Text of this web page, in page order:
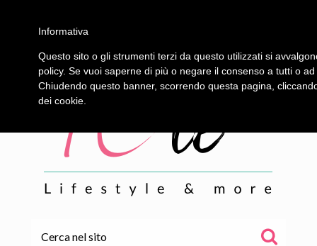
Informativa
Questo sito o gli strumenti terzi da questo utilizzati si
policy. Se vuoi saperne di più o negare il consenso a tutti o
Chiudendo questo banner, scorrendo questa pagina,
dei cookie.